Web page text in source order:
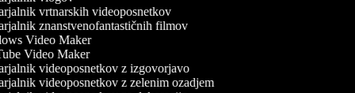
vrtnarskih videoposnetkov
znanstvenofantastičnih filmov
Video Maker
Video Maker
videoposnetkov z izgovorjavo
videoposnetkov z zelenim ozadjem